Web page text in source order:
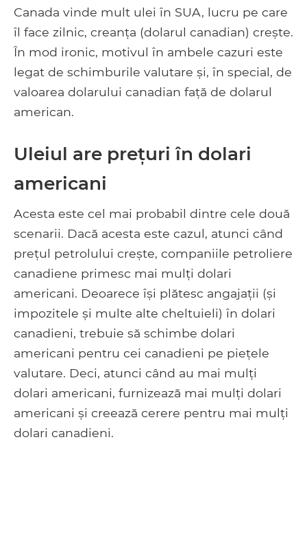
Canada vinde mult ulei în SUA, lucru pe care
îl face zilnic, creanța (dolarul canadian) crește.
În mod ironic, motivul în ambele cazuri este
legat de schimburile valutare și, în special, de
valoarea dolarului canadian față de dolarul
american.
Uleiul are prețuri în dolari
americani
Acesta este cel mai probabil dintre cele două
scenarii. Dacă acesta este cazul, atunci când
prețul petrolului crește, companiile petroliere
canadiene primesc mai mulți dolari
americani. Deoarece își plătesc angajații (și
impozitele și multe alte cheltuieli) în dolari
canadieni, trebuie să schimbe dolari
americani pentru cei canadieni pe piețele
valutare. Deci, atunci când au mai mulți
dolari americani, furnizează mai mulți dolari
americani și creează cerere pentru mai mulți
dolari canadieni.